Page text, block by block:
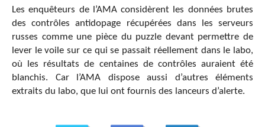
Les enquêteurs de l’AMA considèrent les données brutes
des contrôles antidopage récupérées dans les serveurs
russes comme une pièce du puzzle devant permettre de
lever le voile sur ce qui se passait réellement dans le labo,
où les résultats de centaines de contrôles auraient été
blanchis. Car l’AMA dispose aussi d’autres éléments
extraits du labo, que lui ont fournis des lanceurs d’alerte.